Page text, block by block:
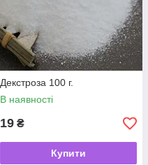
Декстроза 100 г.
В наявності
19 ₴
Купити